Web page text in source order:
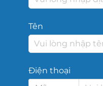
Tên
Điện thoại